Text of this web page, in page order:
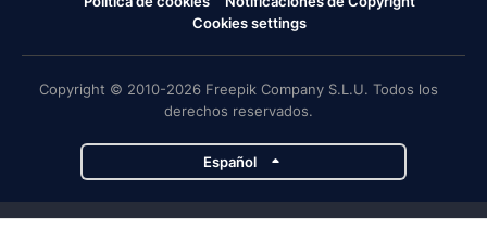
Cookies settings
Copyright © 2010-2026 Freepik Company S.L.U. Todos los
derechos reservados.
Español